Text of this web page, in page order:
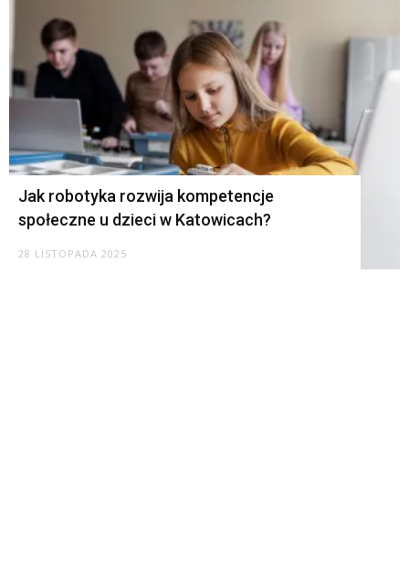
Jak robotyka rozwija kompetencje
społeczne u dzieci w Katowicach?
28 LISTOPADA 2025